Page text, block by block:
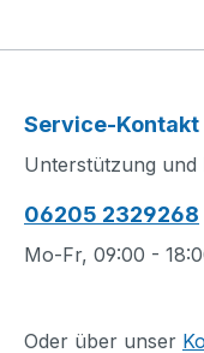
Service-Kontakt
Unterstützung und
06205 2329268
Mo-Fr, 09:00 -
Oder über unser